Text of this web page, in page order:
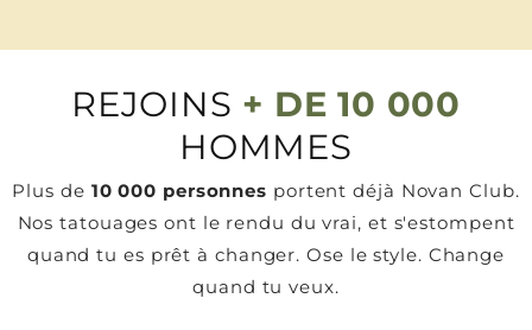
REJOINS + DE 10 000
HOMMES
Plus de 10 000 personnes portent déjà Novan Club.
Nos tatouages ont le rendu du vrai, et s'estompent
quand tu es prêt à changer. Ose le style. Change
quand tu veux.